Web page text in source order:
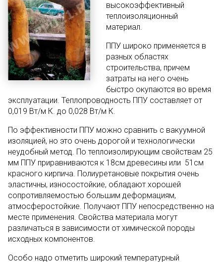
высокоэффективный
теплоизоляционный
материал.
ППУ широко применяется в
разных областях
строительства, причем
затраты на него очень
быстро окупаются во время
эксплуатации. Теплопроводность ППУ составляет от
0,019 Вт/м К. до 0,028 Вт/м К.
По эффективности ППУ можно сравнить с вакуумной
изоляцией, но это очень дорогой и технологически
неудобный метод. По теплоизолирующим свойствам 25
мм ППУ приравниваются к 18см древесины или 51см
красного кирпича. Полиуретановые покрытия очень
эластичны, износостойкие, обладают хорошей
сопротивляемостью большим деформациям,
атмосферостойкие. Получают ППУ непосредственно на
месте применения. Свойства материала могут
различаться в зависимости от химической породы
исходных компонентов.
Особо надо отметить широкий температурный